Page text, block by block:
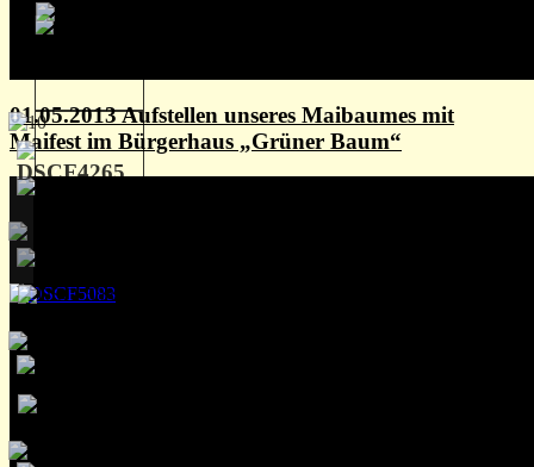
01.05.2013 Aufstellen unseres Maibaumes mit
Maifest im Bürgerhaus „Grüner Baum“